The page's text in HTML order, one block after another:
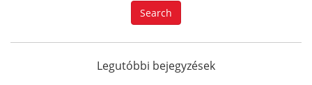
a
r
f
Search
Legutóbbi bejegyzések